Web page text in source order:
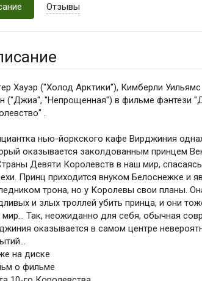
Отзывы
Хауэр ("Холод Арктики"), Кимберли
("Джиа", "Непрощенная") в фильме фэнтези
.
нью-йоркского кафе Вирджиния
оказывается заколдованным принцем
Девяти Королевств в наш мир,
Принц приходится внуком Белоснежке и
трона, но у Королевы свои планы.
и злых троллей убить принца, и они
Так, неожиданно для себя, обычная
оказывается в самом центре
на диске
о фильме